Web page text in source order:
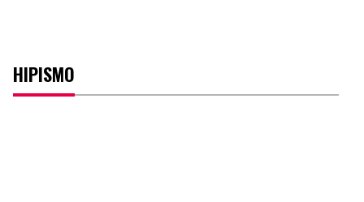
HIPISMO